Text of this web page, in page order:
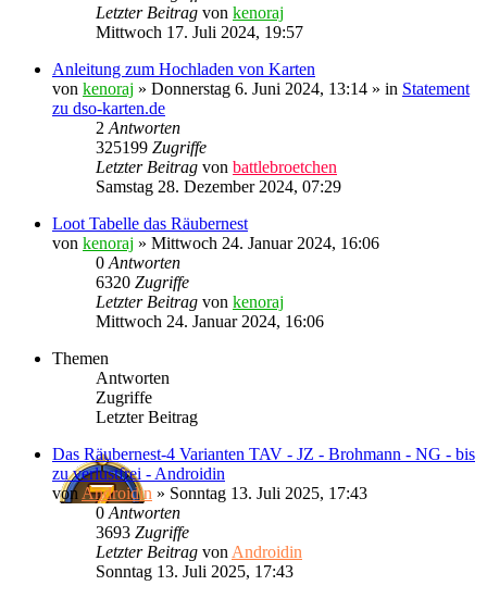
Letzter Beitrag von kenoraj
Mittwoch 17. Juli 2024, 19:57
Anleitung zum Hochladen von Karten
von kenoraj » Donnerstag 6. Juni 2024, 13:14 » in Statement
zu dso-karten.de
2Antworten
325199 Zugriffe
Letzter Beitrag von battlebroetchen
Samstag 28. Dezember 2024, 07:29
Loot Tabelle das Räubernest
von kenoraj » Mittwoch 24. Januar 2024, 16:06
0Antworten
6320 Zugriffe
Letzter Beitrag von kenoraj
Mittwoch 24. Januar 2024, 16:06
Themen
Antworten
Zugriffe
Letzter Beitrag
Das Räubernest-4 Varianten TAV - JZ - Brohmann - NG - bis
zu verlustfrei - Androidin
vonAndroidin » Sonntag 13. Juli 2025, 17:43
0Antworten
3693 Zugriffe
Letzter Beitrag vonAndroidin
Sonntag 13. Juli 2025, 17:43